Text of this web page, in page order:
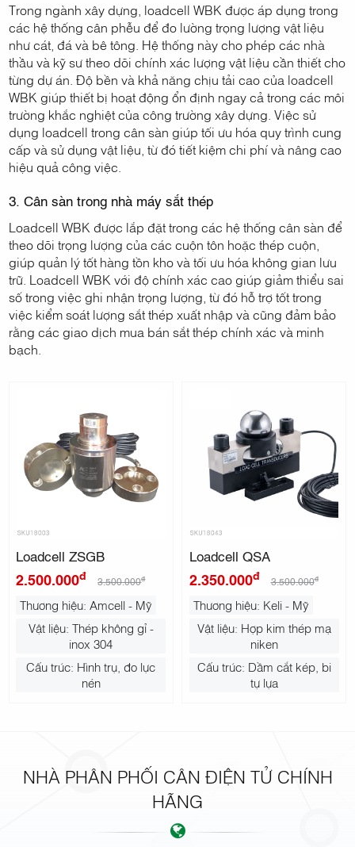
Trong ngành xây dựng, loadcell WBK được áp dụng trong
các hệ thống cân phễu để đo lường trọng lượng vật liệu
như cát, đá và bê tông. Hệ thống này cho phép các nhà
thầu và kỹ sư theo dõi chính xác lượng vật liệu cần thiết cho
từng dự án. Độ bền và khả năng chịu tải cao của loadcell
WBK giúp thiết bị hoạt động ổn định ngay cả trong các môi
trường khắc nghiệt của công trường xây dựng. Việc sử
dụng loadcell trong cân sàn giúp tối ưu hóa quy trình cung
cấp và sử dụng vật liệu, từ đó tiết kiệm chi phí và nâng cao
hiệu quả công việc.
3. Cân sàn trong nhà máy sắt thép
Loadcell WBK được lắp đặt trong các hệ thống cân sàn để
theo dõi trọng lượng của các cuộn tôn hoặc thép cuộn,
giúp quản lý tốt hàng tồn kho và tối ưu hóa không gian lưu
trữ. Loadcell WBK với độ chính xác cao giúp giảm thiểu sai
số trong việc ghi nhận trọng lượng, từ đó hỗ trợ tốt trong
việc kiểm soát lượng sắt thép xuất nhập và cũng đảm bảo
rằng các giao dịch mua bán sắt thép chính xác và minh
bạch.
Loadcell ZSGB
2.500.000đ 3.500.000đ
Thương hiệu: Amcell - Mỹ
Vật liệu: Thép không gỉ -
inox 304
Cấu trúc: Hình trụ, đo lực
nén
Loadcell QSA
2.350.000đ 3.500.000đ
Thương hiệu: Keli - Mỹ
Vật liệu: Hợp kim thép mạ
niken
Cấu trúc: Dầm cắt kép, bi
tự lựa
NHÀ PHÂN PHỐI CÂN ĐIỆN TỬ CHÍNH
HÃNG